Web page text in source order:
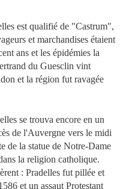
est qualifié de "Castrum",
et marchandises étaient
ans et les épidémies la
du Guesclin vint
et la région fut ravagée
se trouva encore en un
de l'Auvergne vers le midi
de la statue de Notre-Dame
la religion catholique.
: Pradelles fut pillée et
et un assaut Protestant